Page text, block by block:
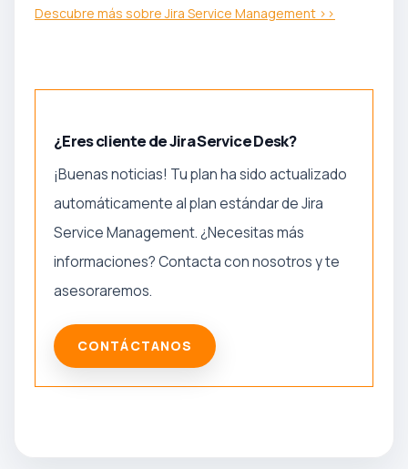
Descubre más sobre Jira Service Management >>
¿Eres cliente de Jira Service Desk?
¡Buenas noticias! Tu plan ha sido actualizado
automáticamente al plan estándar de Jira
Service Management. ¿Necesitas más
informaciones? Contacta con nosotros y te
asesoraremos.
CONTÁCTANOS